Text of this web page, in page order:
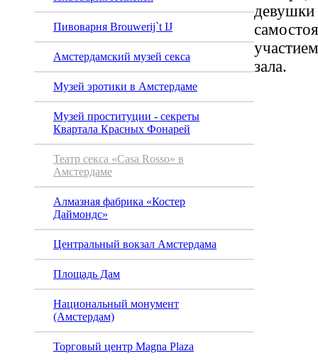
Пивоварня Brouwerij`t IJ
Амстердамский музей секса
Музей эротики в Амстердаме
Музей проституции - секреты
Квартала Красных Фонарей
Театр секса «Casa Rosso» в
Амстердаме
Алмазная фабрика «Костер
Даймондс»
Центральный вокзал Амстердама
Площадь Дам
Национальный монумент
(Амстердам)
Торговый центр Magna Plaza
девушки
зала.